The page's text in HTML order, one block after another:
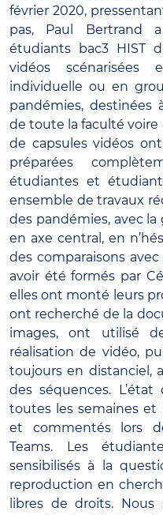
février 2020,
pas, Paul Bertrand
étudiants bac3 HIST
vidéos
individuelle ou en
pandémies, destinées
de toute la faculté
de capsules vidéos
préparées
étudiantes et
ensemble de travaux
des pandémies, avec
en axe central, en
des comparaisons
avoir été formés par
elles ont monté leurs
ont recherché de la
images, ont utilisé
réalisation de vidéo,
toujours en distanciel,
des séquences.
toutes les semaines et
et commentés lors
Teams. Les
sensibilisés à la
reproduction en
libres de droits.